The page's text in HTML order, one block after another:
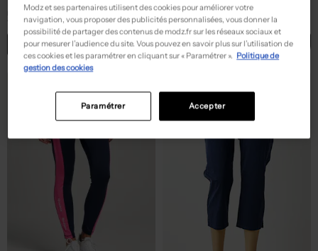
Pantalon 7/8 - Stretch bleu
ACHAT EXPRESS
Pantalon chino - Tissage popeline bleu
T :W26
ACHAT EXPRESS
Modz et ses partenaires utilisent des cookies pour améliorer votre
navigation, vous proposer des publicités personnalisées, vous donner la
possibilité de partager des contenus de modz.fr sur les réseaux sociaux et
pour mesurer l’audience du site. Vous pouvez en savoir plus sur l’utilisation de
ces cookies et les paramétrer en cliquant sur « Paramétrer ». Politique de
gestion des cookies
Accepter
Paramétrer